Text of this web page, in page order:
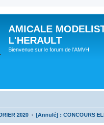
AMICALE
L'HERAULT
Bienvenue sur le forum de l'AMVH
2020 [Annulé] : CONCOURS